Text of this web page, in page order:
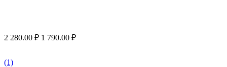
2 280.00 ₽ 1 790.00 ₽
(1)